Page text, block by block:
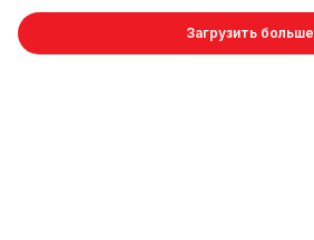
Загрузить больше